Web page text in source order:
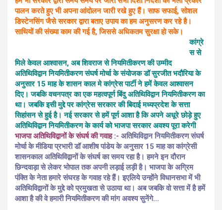
पालन करते हुए भी अपना आंदोलन जारी रखे हुए हैं। साफ सफाई, सोशल
डिस्टेनसिंग जैसे सरकार द्वारा बताए उपाय का हम अनुसरण कर रहे है।
साथियों की संख्या काम की गई है, जिससे अधिकतम सुरक्षा हो सके।
कांग्रे
स से
मिले केवल आश्वासन, अब शिवराज से नियमितीकरण की उम्मीद
अतिथिविद्वान नियमितीकरण संघर्ष मोर्चा के संयोजक डॉ सुरजीत भदौरिया के
अनुसार 15 माह के शासन काल मे कांग्रेस पार्टी ने हमें केवल आश्वासन
दिए। जबकि वचनपत्र का एक महत्वपूर्ण बिंदु अतिथिविद्वान नियमितीकरण का
था। जबकि इसी मुद्दे पर कांग्रेस सरकार की बिदाई मध्यप्रदेश के सत्ता
सिहांसन से हुई है। नई सरकार से हमें पूर्ण आशा है कि अपने अधूरे छोड़े हुए
अतिथिविद्वान नियमितीकरण के कार्य को भाजपा सरकार अवश्य पूरा करेगी
भाजपा अतिथिविद्वानों के संघर्ष की गवाह :- अतिथिविद्वान नियमितीकरण संघर्ष
मोर्चा के मीडिया प्रभारी डॉ आशीष पांडेय के अनुसार 15 माह का कांग्रेसी
शासनकाल अतिथिविद्वानों के संघर्ष का समय रहा है। हमने इन दौरान
छिन्दवाड़ा से लेकर भोपाल तक अपनी लड़ाई लड़ी है। भाजपा के अग्रिम
पंक्ति के नेता हमारे संघरह के गवाह रहे हैं। इएलिये उन्होंने विधानसभा में भी
अतिथिविद्वानों के मुद्दे को प्रमुखता से उठाया था। अब जबकि वो सत्ता में है हमें
आशा है की वे हमारी नियमितीकरण की मांग अवश्य सुनेंगे…